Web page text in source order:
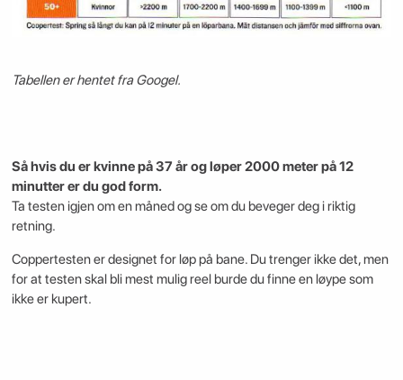
Tabellen er hentet fra Googel.
Så hvis du er kvinne på 37 år og løper 2000 meter på 12
minutter er du god form.
Ta testen igjen om en måned og se om du beveger deg i riktig
retning.
Coppertesten er designet for løp på bane. Du trenger ikke det, men
for at testen skal bli mest mulig reel burde du finne en løype som
ikke er kupert.